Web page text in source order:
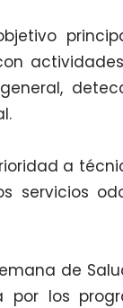
a
servicios
de
por los